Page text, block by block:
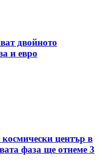
двойното
и евро
център в
фаза ще отнеме 3